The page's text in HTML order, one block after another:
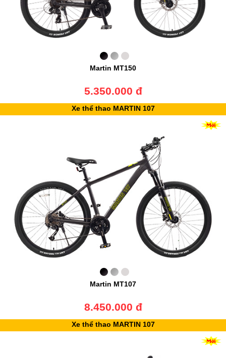
Martin MT150
5.350.000 đ
Xe thể thao MARTIN 107
Martin MT107
8.450.000 đ
Xe thể thao MARTIN 107